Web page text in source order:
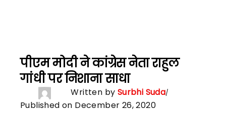
पीएम मोदी ने कांग्रेस नेता राहुल
गांधी पर निशाना साधा
Written by Surbhi Suda
Published on December 26, 2020